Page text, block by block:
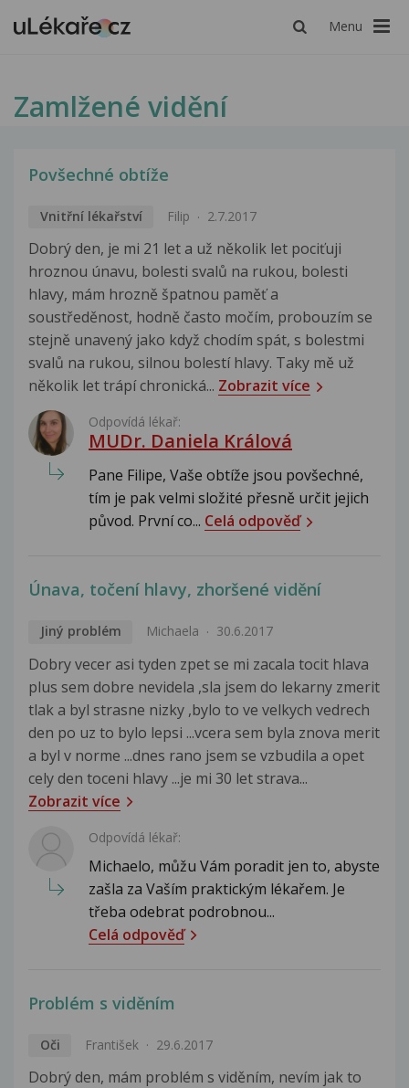
Menu
Zamlžené vidění
Povšechné obtíže
Vnitřní lékařství Filip 2.7.2017
Dobrý den, je mi 21 let a už několik let pociťuji
hroznou únavu, bolesti svalů na rukou, bolesti
hlavy, mám hrozně špatnou paměť a
soustředěnost, hodně často močím, probouzím se
stejně unavený jako když chodím spát, s bolestmi
svalů na rukou, silnou bolestí hlavy. Taky mě už
několik let trápí chronická... Zobrazit více
Odpovídá lékař:
MUDr. Daniela Králová
Pane Filipe, Vaše obtíže jsou povšechné,
tím je pak velmi složité přesně určit jejich
původ. První co... Celá odpověď
Únava, točení hlavy, zhoršené vidění
Jiný problém Michaela 30.6.2017
Dobry vecer asi tyden zpet se mi zacala tocit hlava
plus sem dobre nevidela ,sla jsem do lekarny zmerit
tlak a byl strasne nizky ,bylo to ve velkych vedrech
den po uz to bylo lepsi ...vcera sem byla znova merit
a byl v norme ...dnes rano jsem se vzbudila a opet
cely den toceni hlavy ...je mi 30 let strava...
Zobrazit více
Odpovídá lékař:
Michaelo, můžu Vám poradit jen to, abyste
zašla za Vaším praktickým lékařem. Je
třeba odebrat podrobnou...
Celá odpověď
Problém s viděním
Oči František 29.6.2017
Dobrý den, mám problém s viděním, nevím jak to